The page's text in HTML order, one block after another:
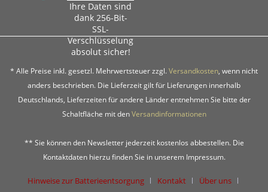
Ihre Daten sind
dank 256-Bit-
SSL-
Verschlüsselung
absolut sicher!
* Alle Preise inkl. gesetzl. Mehrwertsteuer zzgl.Versandkosten, wenn nicht
anders beschrieben. Die Lieferzeit gilt für Lieferungen innerhalb
Deutschlands, Lieferzeiten für andere Länder entnehmen Sie bitte der
Schaltfläche mit denVersandinformationen
** Sie können den Newsletter jederzeit kostenlos abbestellen. Die
Kontaktdaten hierzu finden Sie in unserem Impressum.
Hinweise zur Batterieentsorgung Kontakt Über uns